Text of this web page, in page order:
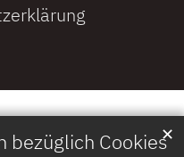
bezüglich Cookies✕